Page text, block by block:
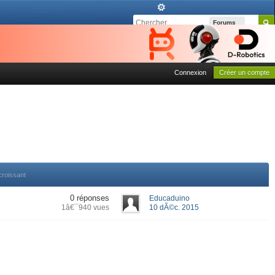
Forums
Connexion Créer un compte
0 réponses
1â€¯940 vues
Educaduino
10 dÃ©c. 2015